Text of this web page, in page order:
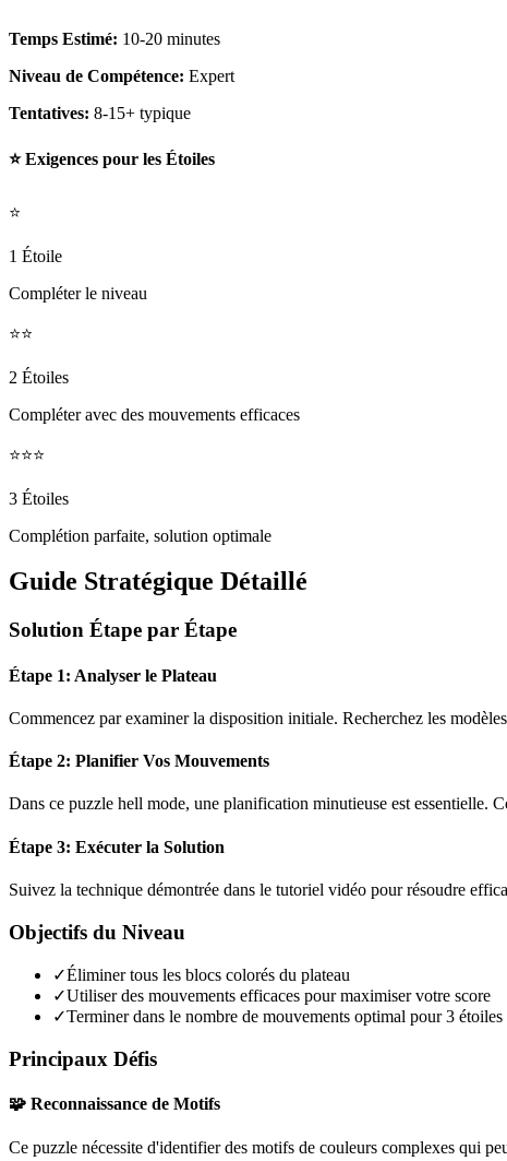
Temps Estimé: 10-20 minutes
Niveau de Compétence: Expert
Tentatives: 8-15+ typique
⭐ Exigences pour les Étoiles
⭐
1 Étoile
Compléter le niveau
⭐⭐
2 Étoiles
Compléter avec des mouvements efficaces
⭐⭐⭐
3 Étoiles
Complétion parfaite, solution optimale
Guide Stratégique Détaillé
Solution Étape par Étape
Étape 1: Analyser le Plateau
Commencez par examiner la disposition initiale. Recherchez les
Étape 2: Planifier Vos Mouvements
Dans ce puzzle hell mode, une planification minutieuse est essentielle.
Étape 3: Exécuter la Solution
Suivez la technique démontrée dans le tutoriel vidéo pour résoudre
Objectifs du Niveau
✓Éliminer tous les blocs colorés du plateau
✓Utiliser des mouvements efficaces pour maximiser votre score
✓Terminer dans le nombre de mouvements optimal pour 3 étoiles
Principaux Défis
🧩 Reconnaissance de Motifs
Ce puzzle nécessite d'identifier des motifs de couleurs complexes qui